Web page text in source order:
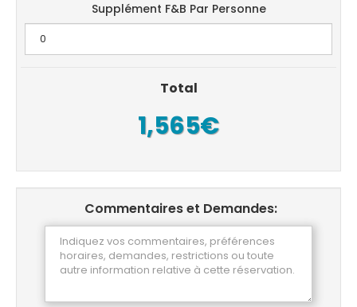
Supplément F&B Par Personne
Total
1,565€
Commentaires et Demandes: